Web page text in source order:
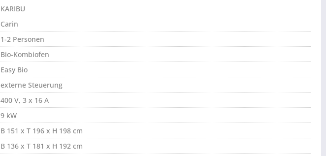
KARIBU
Carin
1-2 Personen
Bio-Kombiofen
Easy Bio
externe Steuerung
400 V, 3 x 16 A
9 kW
B 151 x T 196 x H 198 cm
B 136 x T 181 x H 192 cm